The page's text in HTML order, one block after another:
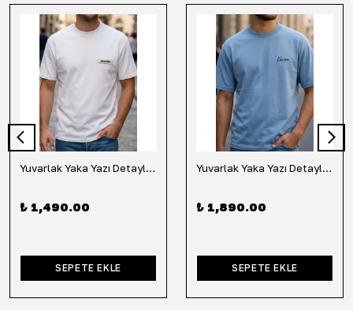
Yuvarlak Yaka Yazı Detaylı Tişört-Beyaz
₺ 1,490.00
SEPETE EKLE
Yuvarlak Yaka Yazı Detaylı Tişört-Mavi
₺ 1,890.00
SEPETE EKLE